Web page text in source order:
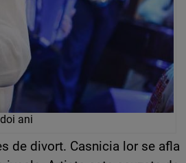
ani
de divort. Casnicia lor se afla